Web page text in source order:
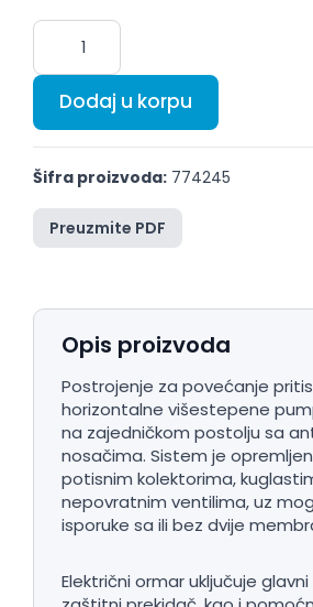
Dodaj u korpu
Šifra proizvoda: 774245
Preuzmite PDF
Opis proizvoda
Postrojenje za povećanje
horizontalne višestepene
na zajedničkom postolju sa
nosačima. Sistem je
potisnim kolektorima,
nepovratnim ventilima, uz
isporuke sa ili bez dvije
Električni ormar uključuje